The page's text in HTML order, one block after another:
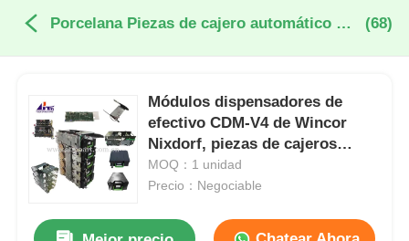
Porcelana Piezas de cajero automático Wincor (68)
Módulos dispensadores de
efectivo CDM-V4 de Wincor
Nixdorf, piezas de cajeros
automáticos Wincor
MOQ：1 unidad
Precio：Negociable